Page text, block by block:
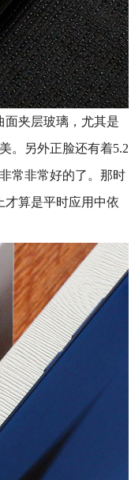
面夹层玻璃，尤其是
。另外正脸还有着5.2
常非常好的了。那时
才算是平时应用中依